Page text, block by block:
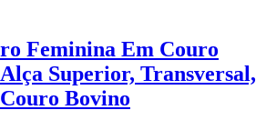
Feminina Em Couro
Superior, Transversal,
Bovino